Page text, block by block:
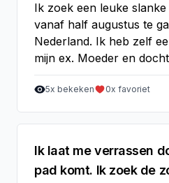
Ik zoek een leuke
vanaf half augustus te
Nederland. Ik heb zelf
mijn ex. Moeder en
5x bekeken 0x favoriet
Ik laat me verrassen
pad komt. Ik zoek de